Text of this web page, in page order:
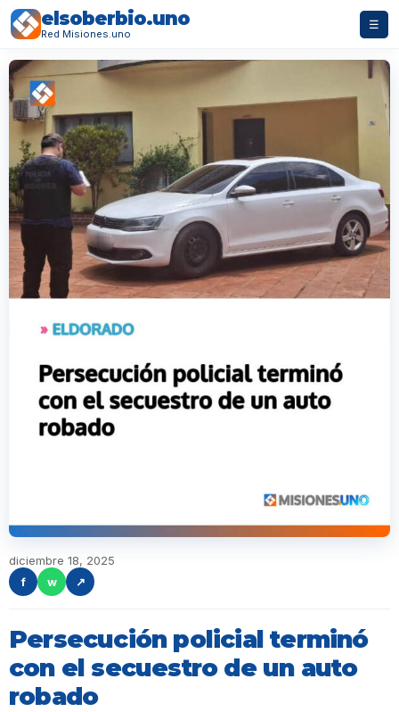
elsoberbio.uno
Red Misiones.uno
☰
diciembre 18, 2025
f
w ↗
Persecución policial terminó
con el secuestro de un auto
robado